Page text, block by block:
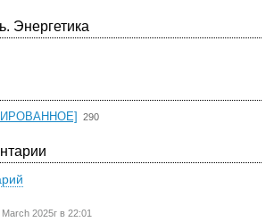
Энергетика
290
March 2025г в 22:01